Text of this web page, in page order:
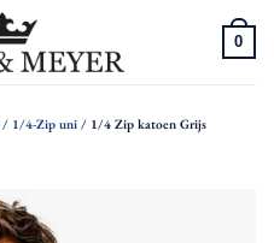
0
/ 1/4-Zip uni / 1/4 Zip katoen Grijs